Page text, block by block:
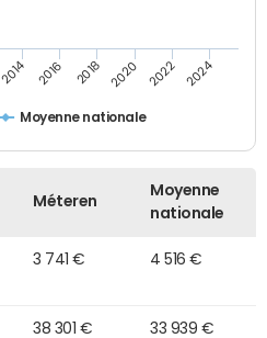
Moyenne nationale
2014 2016 2018 2020 2022 2024
Méteren
Moyenne
nationale
3 741 € 4 516 €
38 301 € 33 939 €